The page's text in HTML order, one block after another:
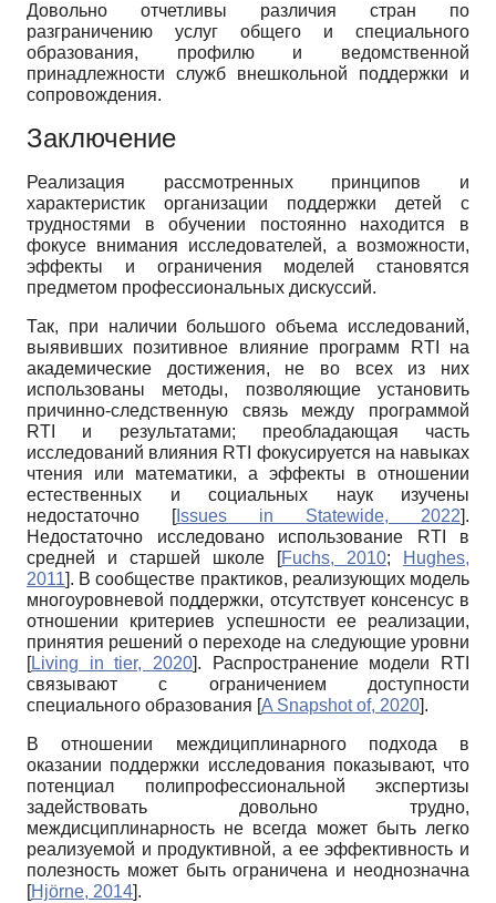
Довольно отчетливы различия стран по
разграничению услуг общего и специального
образования, профилю и ведомственной
принадлежности служб внешкольной поддержки и
сопровождения.
Заключение
Реализация рассмотренных принципов и
характеристик организации поддержки детей с
трудностями в обучении постоянно находится в
фокусе внимания исследователей, а возможности,
эффекты и ограничения моделей становятся
предметом профессиональных дискуссий.
Так, при наличии большого объема исследований,
выявивших позитивное влияние программ RTI на
академические достижения, не во всех из них
использованы методы, позволяющие установить
причинно-следственную связь между программой
RTI и результатами; преобладающая часть
исследований влияния RTI фокусируется на навыках
чтения или математики, а эффекты в отношении
естественных и социальных наук изучены
недостаточно
[Issues in Statewide, 2022].
Недостаточно исследовано использование RTI в
средней и старшей школе
[Fuchs, 2010;
Hughes,
2011]. В сообществе практиков, реализующих модель
многоуровневой поддержки, отсутствует консенсус в
отношении критериев успешности ее реализации,
принятия решений о переходе на следующие уровни
[Living in tier, 2020]. Распространение модели RTI
связывают с ограничением доступности
специального образования [A Snapshot of, 2020].
В отношении междициплинарного подхода в
оказании поддержки исследования показывают, что
потенциал полипрофессиональной экспертизы
задействовать довольно трудно,
междисциплинарность не всегда может быть легко
реализуемой и продуктивной, а ее эффективность и
полезность может быть ограничена и неоднозначна
[Hjörne, 2014].